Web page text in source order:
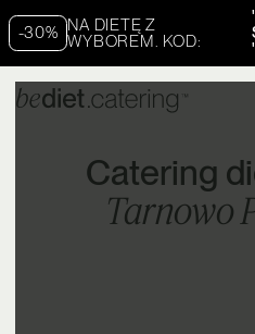
-30% NA DIETĘ Z
WYBOREM. KOD:
Catering
Tarnowo